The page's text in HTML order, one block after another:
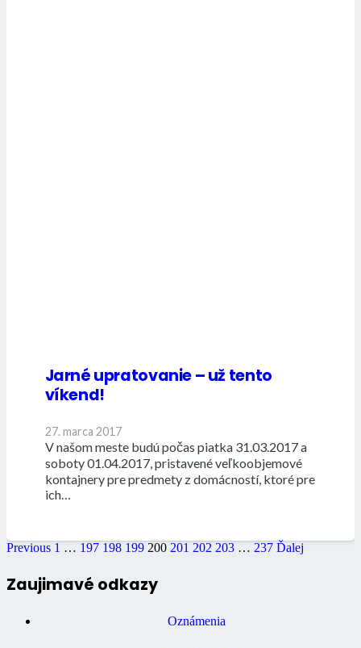
Jarné upratovanie – už tento
víkend!
27. marca 2017
V našom meste budú počas piatka 31.03.2017 a
soboty 01.04.2017, pristavené veľkoobjemové
kontajnery pre predmety z domácností, ktoré pre
ich…
Previous 1 … 197 198 199 200 201 202 203 … 237 Ďalej
Zaujimavé odkazy
Oznámenia